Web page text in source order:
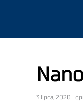
3 lipca, 2020 |